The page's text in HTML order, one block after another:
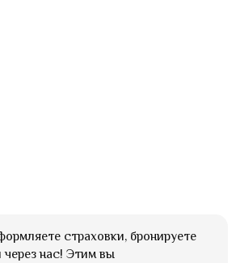
страховки, бронируете
нас! Этим вы